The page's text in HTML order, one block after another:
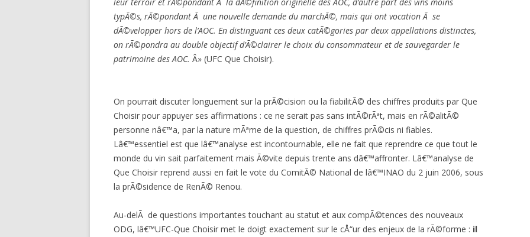
typÃ©s, rÃ©pondant Ã une nouvelle demande du marchÃ©, mais qui ont vocation Ã se
dÃ©velopper hors de l’AOC. En distinguant ces deux catÃ©gories par deux appellations distinctes,
on rÃ©pondra au double objectif d’Ã©clairer le choix du consommateur et de sauvegarder le
patrimoine des AOC. Â» (UFC Que Choisir).
On pourrait discuter longuement sur la prÃ©cision ou la fiabilitÃ© des chiffres produits par Que
Choisir pour appuyer ses affirmations : ce ne serait pas sans intÃ©rÃªt, mais en rÃ©alitÃ©
personne nâ€™a, par la nature mÃªme de la question, de chiffres prÃ©cis ni fiables.
Lâ€™essentiel est que lâ€™analyse est incontournable, elle ne fait que reprendre ce que tout le
monde du vin sait parfaitement mais Ã©vite depuis trente ans dâ€™affronter. Lâ€™analyse de
Que Choisir reprend aussi en fait le vote du ComitÃ© National de lâ€™INAO du 2 juin 2006, sous
la prÃ©sidence de RenÃ© Renou.
Au-delÃ de questions importantes touchant au statut et aux compÃ©tences des nouveaux
ODG, lâ€™UFC-Que Choisir met le doigt exactement sur le cÅ“ur des enjeux de la rÃ©forme : il